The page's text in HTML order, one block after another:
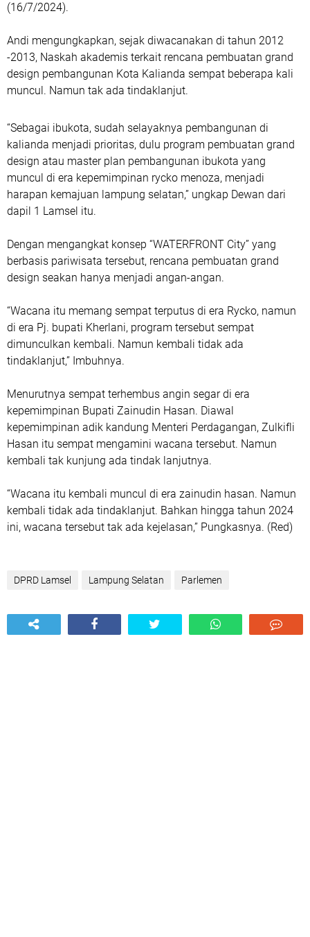
(16/7/2024).
Andi mengungkapkan, sejak diwacanakan di tahun 2012
-2013, Naskah akademis terkait rencana pembuatan grand
design pembangunan Kota Kalianda sempat beberapa kali
muncul. Namun tak ada tindaklanjut.
“Sebagai ibukota, sudah selayaknya pembangunan di
kalianda menjadi prioritas, dulu program pembuatan grand
design atau master plan pembangunan ibukota yang
muncul di era kepemimpinan rycko menoza, menjadi
harapan kemajuan lampung selatan,” ungkap Dewan dari
dapil 1 Lamsel itu.
Dengan mengangkat konsep “WATERFRONT City” yang
berbasis pariwisata tersebut, rencana pembuatan grand
design seakan hanya menjadi angan-angan.
“Wacana itu memang sempat terputus di era Rycko, namun
di era Pj. bupati Kherlani, program tersebut sempat
dimunculkan kembali. Namun kembali tidak ada
tindaklanjut,” Imbuhnya.
Menurutnya sempat terhembus angin segar di era
kepemimpinan Bupati Zainudin Hasan. Diawal
kepemimpinan adik kandung Menteri Perdagangan, Zulkifli
Hasan itu sempat mengamini wacana tersebut. Namun
kembali tak kunjung ada tindak lanjutnya.
“Wacana itu kembali muncul di era zainudin hasan. Namun
kembali tidak ada tindaklanjut. Bahkan hingga tahun 2024
ini, wacana tersebut tak ada kejelasan,” Pungkasnya. (Red)
DPRD Lamsel Lampung Selatan Parlemen